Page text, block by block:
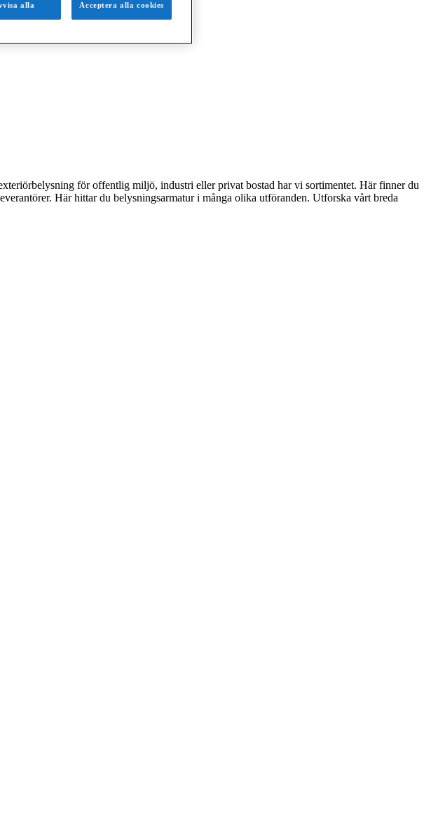
för offentlig miljö, industri eller privat bostad har vi sortimentet. Här finner du
Här hittar du belysningsarmatur i många olika utföranden. Utforska vårt breda
alla Acceptera alla cookies